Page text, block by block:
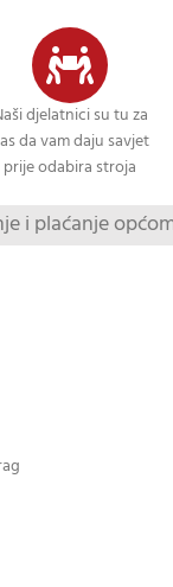
djelatnici su tu za
da vam daju savjet
prije odabira stroja
i plaćanje